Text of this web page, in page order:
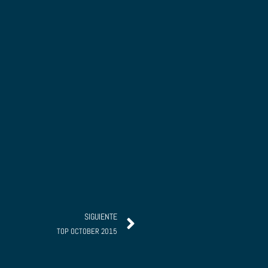
SIGUIENTE
TOP OCTOBER 2015